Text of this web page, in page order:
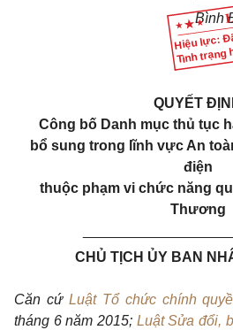
Hiệu lực:
Tình
Bình
QUYẾT
Công bố Danh mục thủ tục
bổ sung trong lĩnh vực An
điện
thuộc phạm vi chức năng
Thương
CHỦ TỊCH ỦY BAN
Căn cứ Luật Tổ chức chính
tháng 6 năm 2015; Luật Sửa đổi,